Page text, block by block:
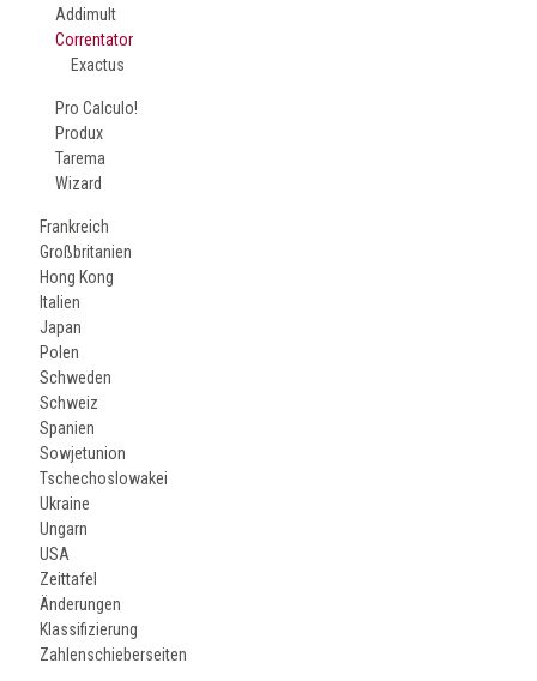
Addimult
Correntator
Exactus
Pro Calculo!
Produx
Tarema
Wizard
Frankreich
Großbritanien
Hong Kong
Italien
Japan
Polen
Schweden
Schweiz
Spanien
Sowjetunion
Tschechoslowakei
Ukraine
Ungarn
USA
Zeittafel
Änderungen
Klassifizierung
Zahlenschieberseiten